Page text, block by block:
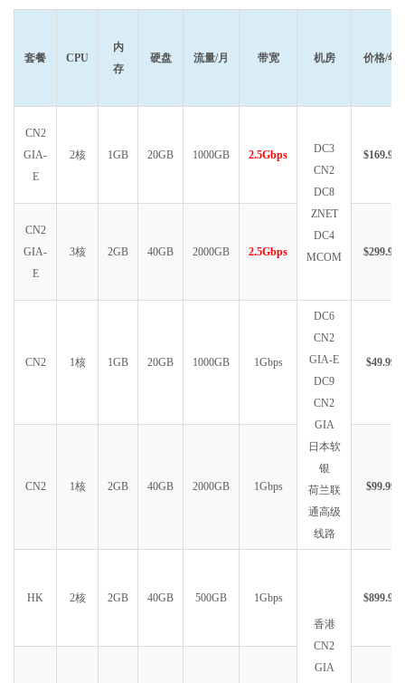
套餐 CPU
内
存
硬盘 流量/月 带宽 机房 价格/年
CN2
GIA-
E
2核 1GB 20GB 1000GB 2.5Gbps
DC3
CN2
DC8
ZNET
DC4
MCOM
$169.99
CN2
GIA-
E
3核 2GB 40GB 2000GB 2.5Gbps $299.99
CN2 1核 1GB 20GB 1000GB 1Gbps
DC6
CN2
GIA-E
DC9
CN2
GIA
日本软
银
荷兰联
通高级
线路
$49.99
CN2 1核 2GB 40GB 2000GB 1Gbps $99.99
HK 2核 2GB 40GB 500GB 1Gbps
香港
CN2
GIA
$899.99